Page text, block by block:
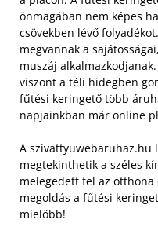
önmagában nem képes
csövekben lévő folyadékot.
megvannak a
muszáj
viszont a téli hidegben
fűtési keringető több
napjainkban már online
A szivattyuwebaruhaz.hu
megtekinthetik a széles
melegedett fel az otthona
megoldás a fűtési
mielőbb!